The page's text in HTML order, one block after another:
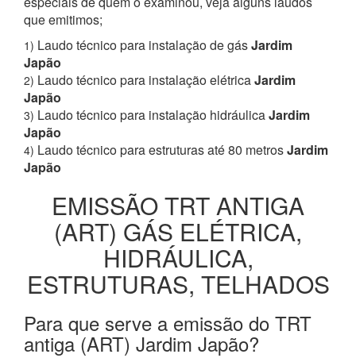
que emitimos;
1) Laudo técnico para instalação de gásJardim
Japão
2) Laudo técnico para instalação elétricaJardim
Japão
3) Laudo técnico para instalação hidráulicaJardim
Japão
4) Laudo técnico para estruturas até 80 metrosJardim
Japão
EMISSÃO TRT ANTIGA
(ART) GÁS ELÉTRICA,
HIDRÁULICA,
ESTRUTURAS, TELHADOS
Para que serve a emissão do TRT
antiga (ART) Jardim Japão?